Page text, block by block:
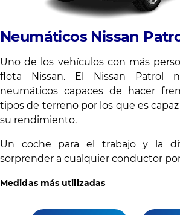
Neumáticos Nissan
Uno de los vehículos con más
flota Nissan. El Nissan Patrol
neumáticos capaces de hacer
tipos de terreno por los que es
su rendimiento.
Un coche para el trabajo y la
sorprender a cualquier conductor
Medidas más utilizadas